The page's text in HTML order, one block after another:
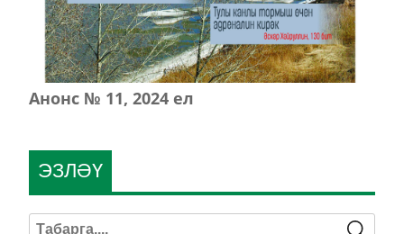
Анонс № 11, 2024 ел
ЭЗЛӘҮ